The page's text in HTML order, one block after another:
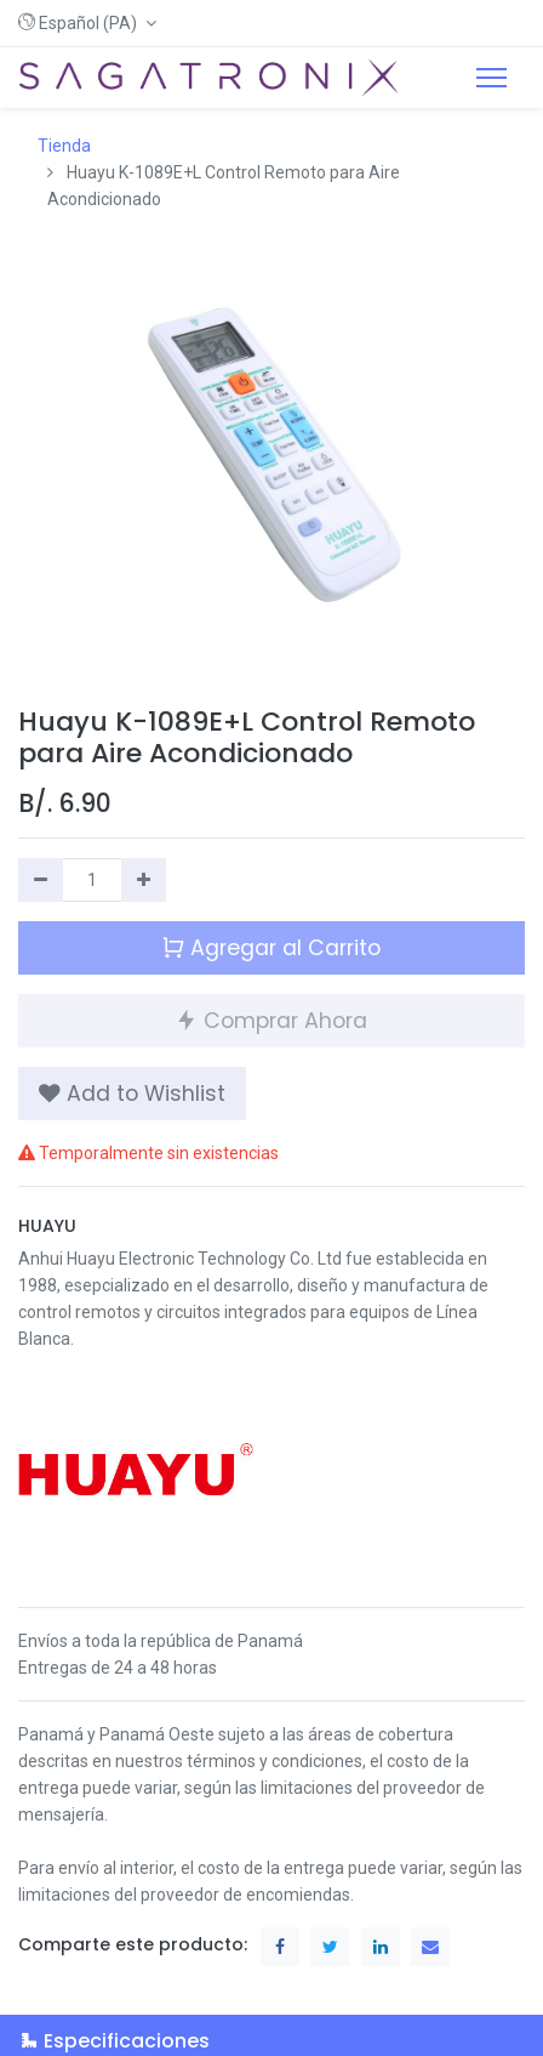
Español (PA)
Tienda
Huayu K-1089E+L Control Remoto para Aire
Acondicionado
Huayu K-1089E+L Control Remoto
para Aire Acondicionado
B/. 6.90
Agregar al Carrito
Comprar Ahora
Add to Wishlist
Temporalmente sin existencias
HUAYU
Anhui Huayu Electronic Technology Co. Ltd fue establecida en
1988, esepcializado en el desarrollo, diseño y manufactura de
control remotos y circuitos integrados para equipos de Línea
Blanca.
Envíos a toda la república de Panamá
Entregas de 24 a 48 horas
Panamá y Panamá Oeste sujeto a las áreas de cobertura
descritas en nuestros términos y condiciones, el costo de la
entrega puede variar, según las limitaciones del proveedor de
mensajería.
Para envío al interior, el costo de la entrega puede variar, según las
limitaciones del proveedor de encomiendas.
Comparte este producto:
Especificaciones